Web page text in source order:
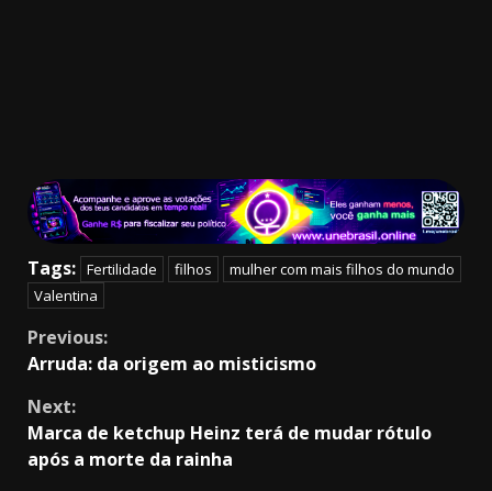
Tags: Fertilidade filhos
mulher com mais filhos do mundo
Valentina
Continue
Previous:
Arruda: da origem ao misticismo
Next:
Marca de ketchup Heinz terá de mudar rótulo
após a morte da rainha